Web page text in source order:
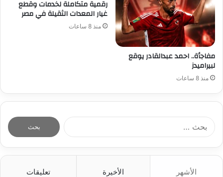
مفاجأة.. احمد عبدالقادر يوقع
لبيراميدز
منذ 8 ساعات
رقمية متكاملة لخدمات وقطع
غيار المعدات الثقيلة في مصر
منذ 8 ساعات
الأشهر الأخيرة تعليقات